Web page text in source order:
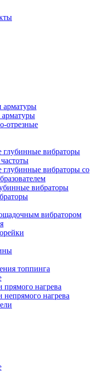
арматуры
арматуры
отрезные
глубинные вибраторы
глубинные вибраторы со
вибраторы
вибратором
топпинга
нагрева
нагрева